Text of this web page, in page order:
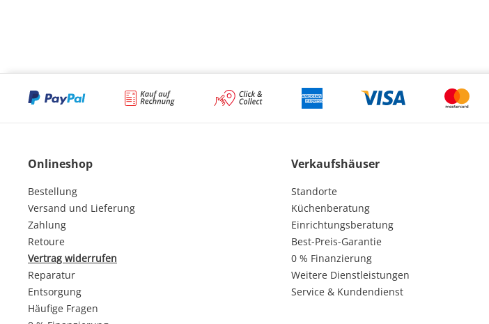
Onlineshop
Bestellung
Versand und Lieferung
Zahlung
Retoure
Vertrag widerrufen
Reparatur
Entsorgung
Häufige Fragen
Verkaufshäuser
Standorte
Küchenberatung
Einrichtungsberatung
Best-Preis-Garantie
0 % Finanzierung
Weitere Dienstleistungen
Service & Kundendienst